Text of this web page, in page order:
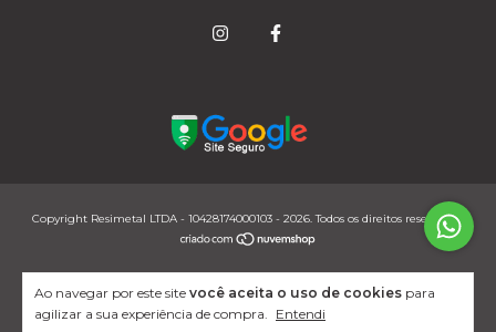
Ao navegar por este site você aceita o uso de cookies para
agilizar a sua experiência de compra. Entendi
Copyright Resimetal LTDA - 10428174000103 - 2026. Todos os direitos reservados.